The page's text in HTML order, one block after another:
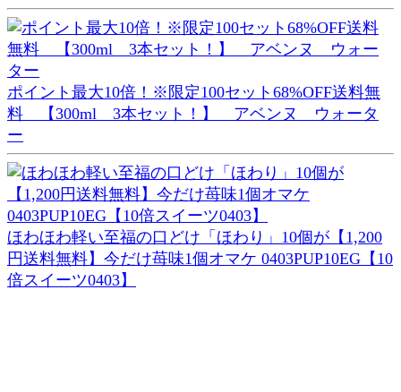
ポイント最大10倍！※限定100セット68%OFF送料無
料 【300ml 3本セット！】 アベンヌ ウォータ
ー
ほわほわ軽い至福の口どけ「ほわり」10個が【1,200
円送料無料】今だけ苺味1個オマケ 0403PUP10EG【10
倍スイーツ0403】